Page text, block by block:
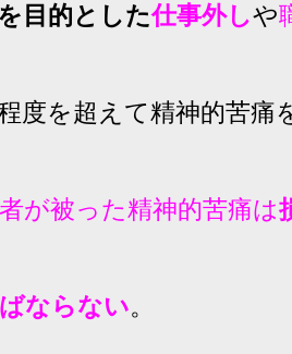
目的とした仕事外しや
度を超えて精神的苦痛
が被った精神的苦痛は
ならない。